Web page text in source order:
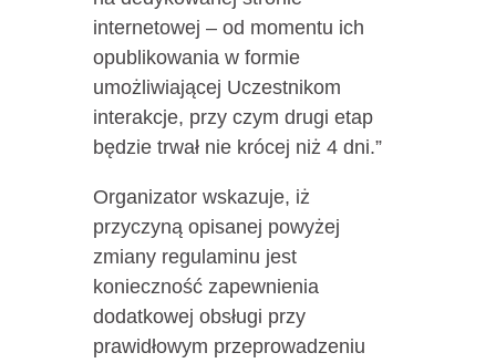
internetowej – od momentu ich
opublikowania w formie
umożliwiającej Uczestnikom
interakcje, przy czym drugi etap
będzie trwał nie krócej niż 4 dni.”
Organizator wskazuje, iż
przyczyną opisanej powyżej
zmiany regulaminu jest
konieczność zapewnienia
dodatkowej obsługi przy
prawidłowym przeprowadzeniu